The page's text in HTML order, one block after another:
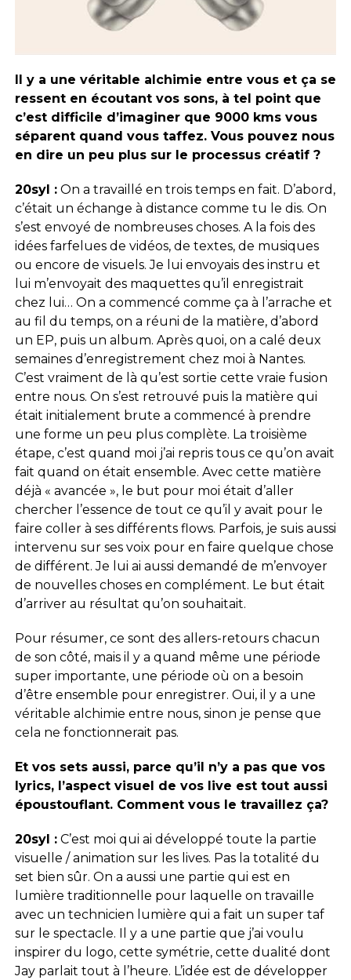
Il y a une véritable alchimie entre vous et ça se
ressent en écoutant vos sons, à tel point que
c’est difficile d’imaginer que 9000 kms vous
séparent quand vous taffez. Vous pouvez nous
en dire un peu plus sur le processus créatif ?
20syl :On a travaillé en trois temps en fait. D’abord,
c’était un échange à distance comme tu le dis. On
s’est envoyé de nombreuses choses. A la fois des
idées farfelues de vidéos, de textes, de musiques
ou encore de visuels. Je lui envoyais des instru et
lui m’envoyait des maquettes qu’il enregistrait
chez lui… On a commencé comme ça à l’arrache et
au fil du temps, on a réuni de la matière, d’abord
un EP, puis un album. Après quoi, on a calé deux
semaines d’enregistrement chez moi à Nantes.
C’est vraiment de là qu’est sortie cette vraie fusion
entre nous. On s’est retrouvé puis la matière qui
était initialement brute a commencé à prendre
une forme un peu plus complète. La troisième
étape, c’est quand moi j’ai repris tous ce qu’on avait
fait quand on était ensemble. Avec cette matière
déjà « avancée », le but pour moi était d’aller
chercher l’essence de tout ce qu’il y avait pour le
faire coller à ses différents flows. Parfois, je suis aussi
intervenu sur ses voix pour en faire quelque chose
de différent. Je lui ai aussi demandé de m’envoyer
de nouvelles choses en complément. Le but était
d’arriver au résultat qu’on souhaitait.
Pour résumer, ce sont des allers-retours chacun
de son côté, mais il y a quand même une période
super importante, une période où on a besoin
d’être ensemble pour enregistrer. Oui, il y a une
véritable alchimie entre nous, sinon je pense que
cela ne fonctionnerait pas.
Et vos sets aussi, parce qu’il n’y a pas que vos
lyrics, l’aspect visuel de vos live est tout aussi
époustouflant. Comment vous le travaillez ça?
20syl :C’est moi qui ai développé toute la partie
visuelle / animation sur les lives. Pas la totalité du
set bien sûr. On a aussi une partie qui est en
lumière traditionnelle pour laquelle on travaille
avec un technicien lumière qui a fait un super taf
sur le spectacle. Il y a une partie que j’ai voulu
inspirer du logo, cette symétrie, cette dualité dont
Jay parlait tout à l’heure. L’idée est de développer